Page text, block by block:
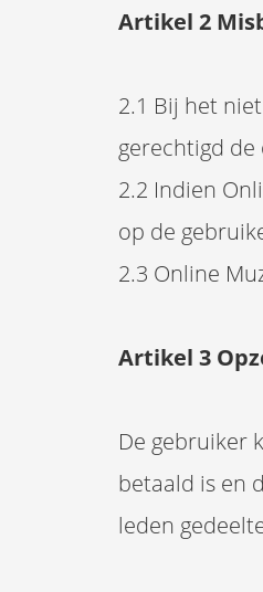
Artikel 2
2.1 Bij het
gerechtigd
2.2 Indien
op de
2.3 Online
Artikel 3
De gebruiker
betaald is en
leden